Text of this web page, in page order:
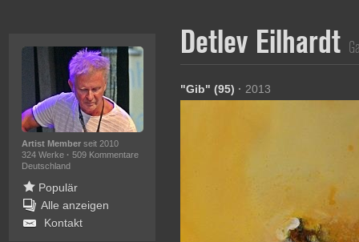
Artist Memberseit 2010
324 Werke · 509 Kommentare
Deutschland
Populär
Alle anzeigen
Kontakt
Detlev Eilhardt
"Gib" (95) · 2013